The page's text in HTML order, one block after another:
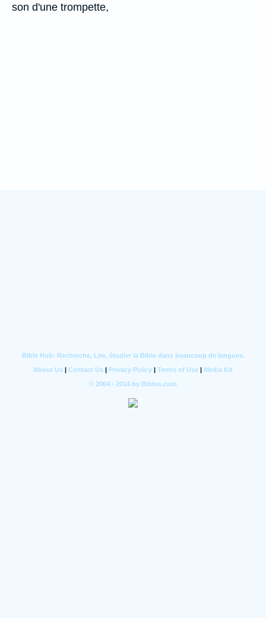
son d'une trompette,